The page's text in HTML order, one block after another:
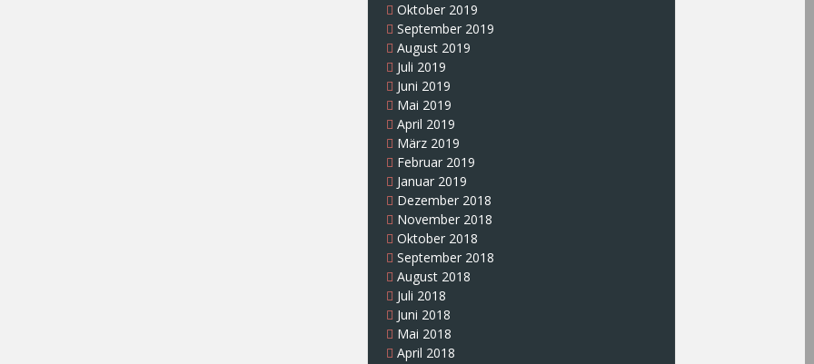
Oktober 2019
September 2019
August 2019
Juli 2019
Juni 2019
Mai 2019
April 2019
März 2019
Februar 2019
Januar 2019
Dezember 2018
November 2018
Oktober 2018
September 2018
August 2018
Juli 2018
Juni 2018
Mai 2018
April 2018